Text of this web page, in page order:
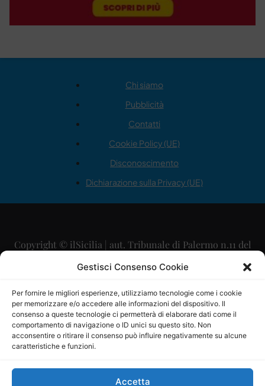
Gestisci Consenso Cookie
Per fornire le migliori esperienze, utilizziamo tecnologie come i cookie
per memorizzare e/o accedere alle informazioni del dispositivo. Il
consenso a queste tecnologie ci permetterà di elaborare dati come il
comportamento di navigazione o ID unici su questo sito. Non
acconsentire o ritirare il consenso può influire negativamente su alcune
caratteristiche e funzioni.
Accetta
Chi siamo
Pubblicità
Contatti
Cookie Policy (UE)
Disconoscimento
Dichiarazione sulla Privacy (UE)
Copyright © ilSicilia | aut. Tribunale di Palermo n.11 del
29/09/2015
Direttore Editoriale: Maurizio Scaglione
Direttore Responsabile: Maria Calabrese
P.IVA: 06334930820